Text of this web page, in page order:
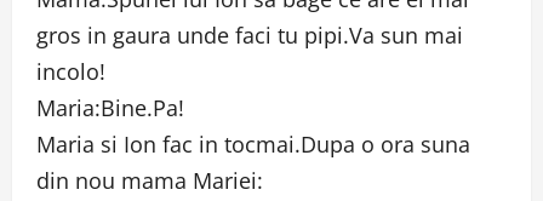
gros in gaura unde faci tu pipi.Va sun mai
incolo!
Maria:Bine.Pa!
Maria si Ion fac in tocmai.Dupa o ora suna
din nou mama Mariei: